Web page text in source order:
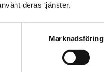
deras tjänster.
Marknadsföring